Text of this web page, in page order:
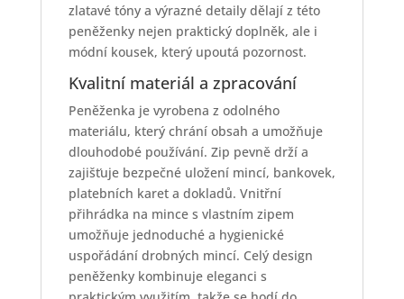
zlatavé tóny a výrazné detaily dělají z této
peněženky nejen praktický doplněk, ale i
módní kousek, který upoutá pozornost.
Kvalitní materiál a zpracování
Peněženka je vyrobena z odolného
materiálu, který chrání obsah a umožňuje
dlouhodobé používání. Zip pevně drží a
zajišťuje bezpečné uložení mincí, bankovek,
platebních karet a dokladů. Vnitřní
přihrádka na mince s vlastním zipem
umožňuje jednoduché a hygienické
uspořádání drobných mincí. Celý design
peněženky kombinuje eleganci s